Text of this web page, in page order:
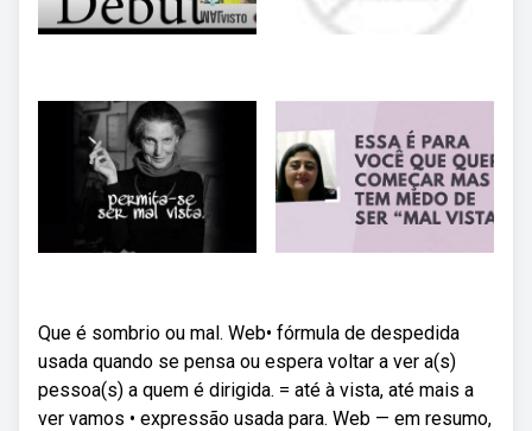
Que é sombrio ou mal. Web• fórmula de despedida
usada quando se pensa ou espera voltar a ver a(s)
pessoa(s) a quem é dirigida. = até à vista, até mais a
ver vamos • expressão usada para. Web — em resumo,